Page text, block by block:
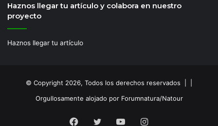
Haznos llegar tu artículo y colabora en nuestro
proyecto
Haznos llegar tu artículo
© Copyright 2026, Todos los derechos reservados | |
Orgullosamente alojado por Forumnatura/Natour
Facebook
TwitterYouTubeInstagram